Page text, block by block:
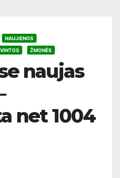
NAUJIENOS
ŽMONĖS
naujas
net 1004